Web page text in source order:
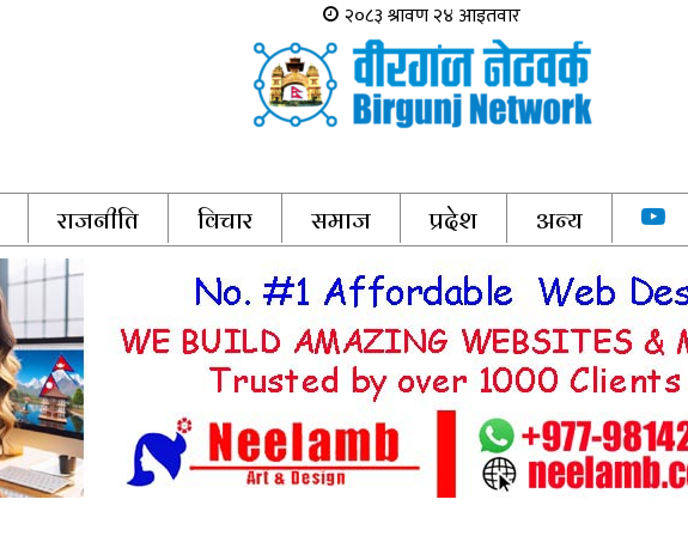
राजनीति विचार समाज प्रदेश अन्य